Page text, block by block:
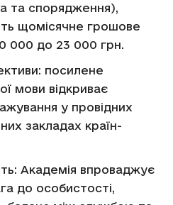
та спорядження),
щомісячне грошове
000 до 23 000 грн.
посилене
мови відкриває
у провідних
закладах країн-
Академія впроваджує
до особистості,